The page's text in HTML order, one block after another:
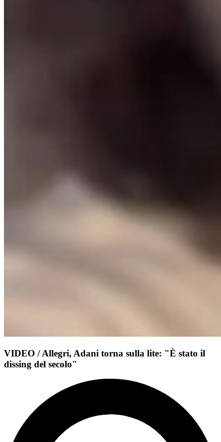
VIDEO / Allegri, Adani torna sulla lite: "È stato il
dissing del secolo"